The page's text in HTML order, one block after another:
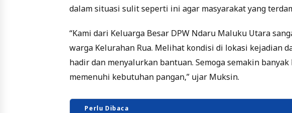
dalam situasi sulit seperti ini agar masyarakat yang
“Kami dari Keluarga Besar DPW Ndaru Maluku Utara
warga Kelurahan Rua. Melihat kondisi di lokasi kejadian
hadir dan menyalurkan bantuan. Semoga semakin
memenuhi kebutuhan pangan,” ujar Muksin.
Perlu Dibaca